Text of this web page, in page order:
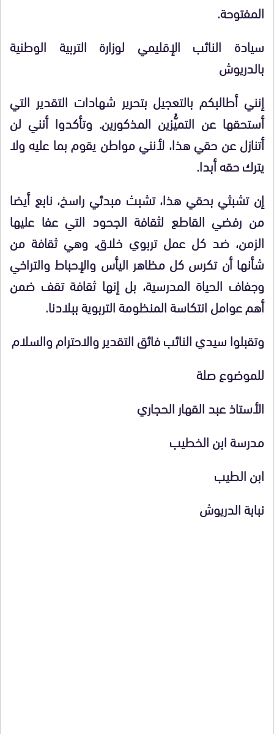
المفتوحة.
سيادة النائب الإقليمي لوزارة التربية الوطنية
بالدريوش
إنني أطالبكم بالتعجيل بتحرير شهادات التقدير التي
أستحقها عن التميُّزين المذكورين. وتأكدوا أنني لن
أتنازل عن حقي هذا، لأنني مواطن يقوم بما عليه ولا
يترك حقه أبدا.
إن تشبثي بحقي هذا، تشبث مبدئي راسخ، نابع أيضا
من رفضي القاطع لثقافة الجحود التي عفا عليها
الزمن، ضد كل عمل تربوي خلاق. وهي ثقافة من
شأنها أن تكرس كل مظاهر اليأس والإحباط والتراخي
وجفاف الحياة المدرسية، بل إنها ثقافة تقف ضمن
أهم عوامل انتكاسة المنظومة التربوية ببلادنا.
وتقبلوا سيدي النائب فائق التقدير والاحترام والسلام
للموضوع صلة
الأستاذ عبد القهار الحجاري
مدرسة ابن الخطيب
ابن الطيب
نبابة الدريوش